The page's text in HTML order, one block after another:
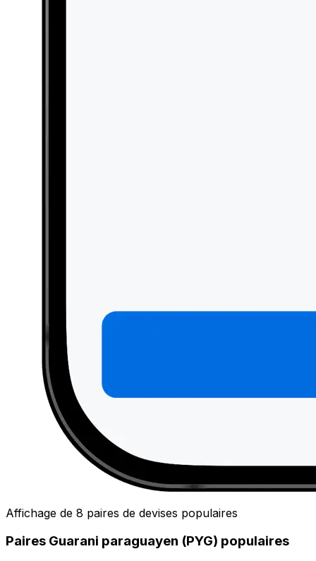
Affichage de 8 paires de devises populaires
Paires Guarani paraguayen (PYG) populaires